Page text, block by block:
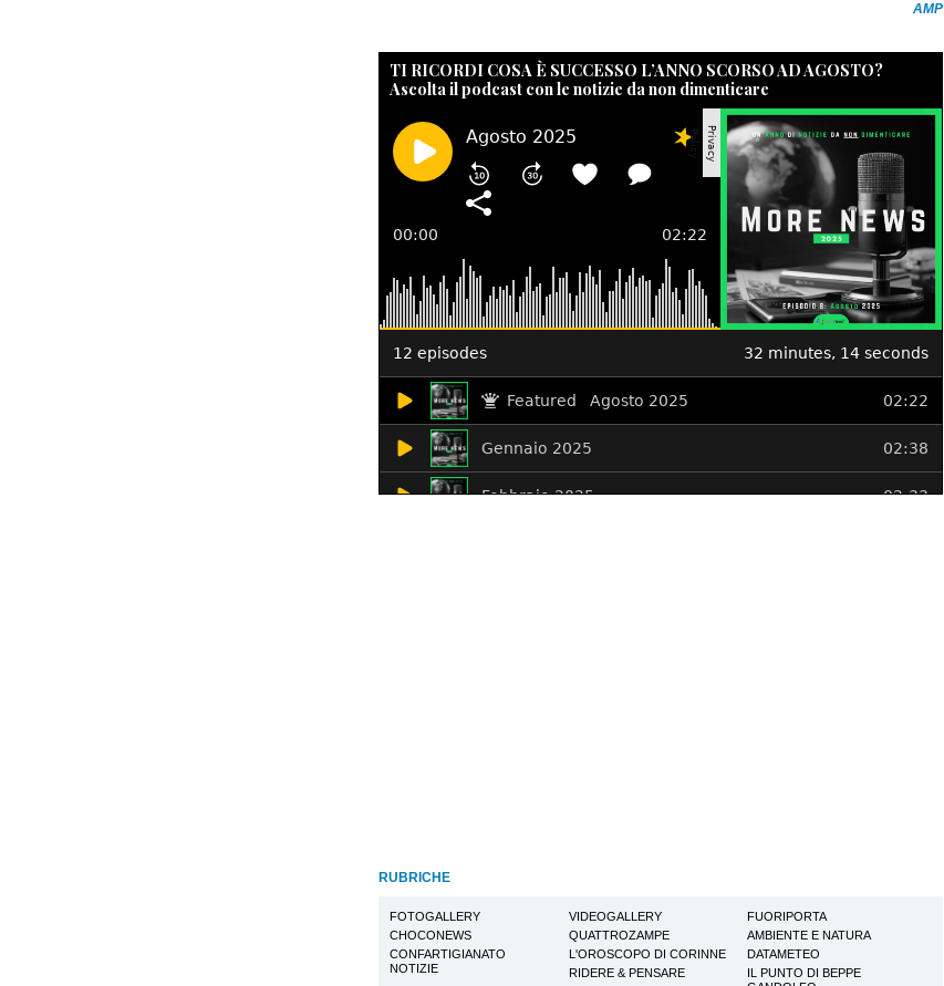
AMP
TI RICORDI COSA È SUCCESSO L’ANNO SCORSO AD AGOSTO?
Ascolta il podcast con le notizie da non dimenticare
RUBRICHE
FOTOGALLERY VIDEOGALLERY
FUORIPORTA
CHOCONEWS
QUATTROZAMPE
AMBIENTE E NATURA
CONFARTIGIANATO
NOTIZIE
L'OROSCOPO DI CORINNE
DATAMETEO
RIDERE & PENSARE
IL PUNTO DI BEPPE